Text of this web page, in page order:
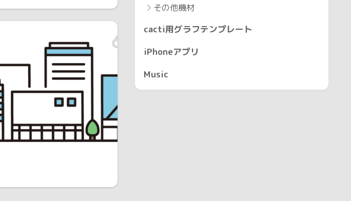
その他機材
cacti用グラフテンプレート
iPhoneアプリ
Music